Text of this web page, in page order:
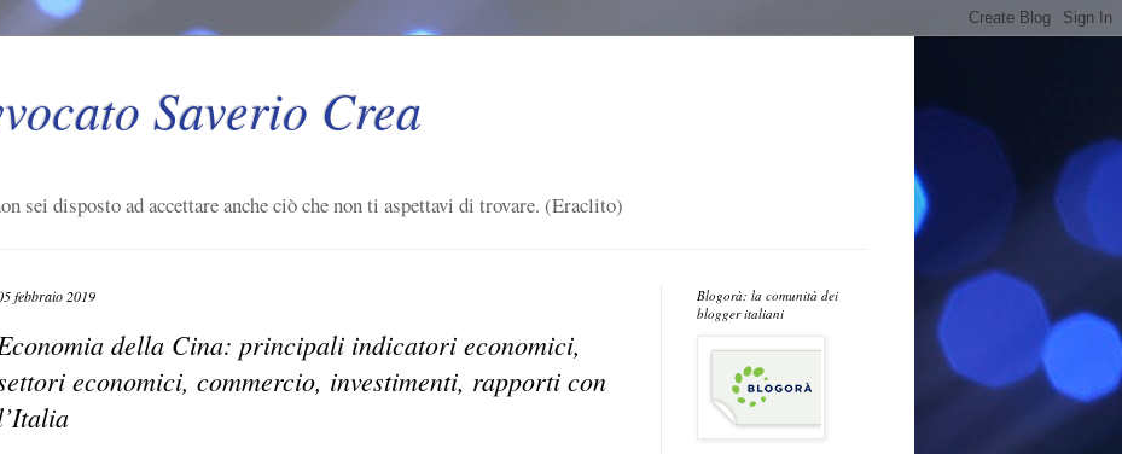
Saverio Crea
sei disposto ad accettare anche ciò che non ti aspettavi di trovare. (Eraclito)
febbraio 2019
della Cina: principali indicatori economici,
economici, commercio, investimenti, rapporti con
Blogorà: la comunità dei
blogger italiani